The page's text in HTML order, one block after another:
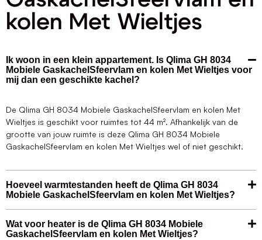
kolen Met Wieltjes
Ik woon in een klein appartement. Is Qlima GH 8034
Mobiele GaskachelSfeervlam en kolen Met Wieltjes voor
mij dan een geschikte kachel?
De Qlima GH 8034 Mobiele GaskachelSfeervlam en kolen Met
Wieltjes is geschikt voor ruimtes tot 44 m². Afhankelijk van de
grootte van jouw ruimte is deze Qlima GH 8034 Mobiele
GaskachelSfeervlam en kolen Met Wieltjes wel of niet geschikt.
Hoeveel warmtestanden heeft de Qlima GH 8034
Mobiele GaskachelSfeervlam en kolen Met Wieltjes?
Wat voor heater is de Qlima GH 8034 Mobiele
GaskachelSfeervlam en kolen Met Wieltjes?